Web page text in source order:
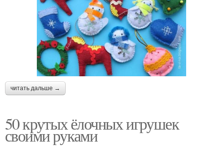
читать дальше →
50 крутых ёлочных игрушек
своими руками